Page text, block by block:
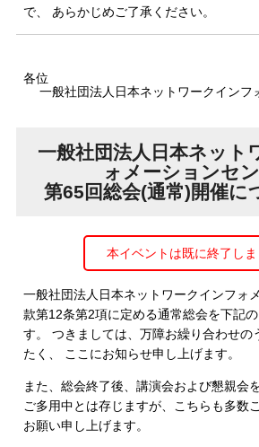
で、 あらかじめご了承ください。
各位
一般社団法人日本ネットワークインフ
一般社団法人日本ネット
ォメーションセ
第65回総会(通常)開催に
本イベントは既に終了しま
一般社団法人日本ネットワークインフォ
款第12条第2項に定める通常総会を下記
す。 つきましては、万障お繰り合わせの
たく、 ここにお知らせ申し上げます。
また、総会終了後、講演会および懇親会
ご多用中とは存じますが、こちらも多数
お願い申し上げます。